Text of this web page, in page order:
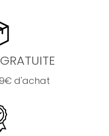
d'achat